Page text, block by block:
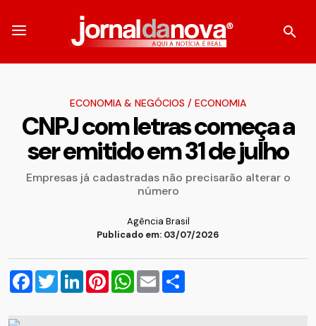
ECONOMIA & NEGÓCIOS / ECONOMIA
CNPJ com letras começa a
ser emitido em 31 de julho
Empresas já cadastradas não precisarão alterar o
número
Agência Brasil
Publicado em: 03/07/2026
Facebook
TwitterLinkedInPinterestWhatsApp
Email